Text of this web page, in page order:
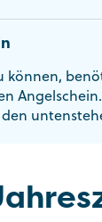
können,